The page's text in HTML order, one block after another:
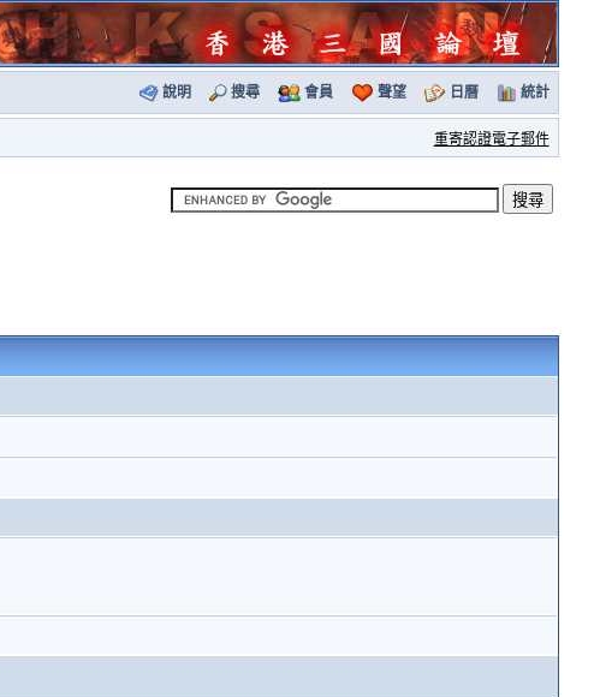
說明 搜尋 會員 聲望 日曆 統計
重寄認證電子郵件